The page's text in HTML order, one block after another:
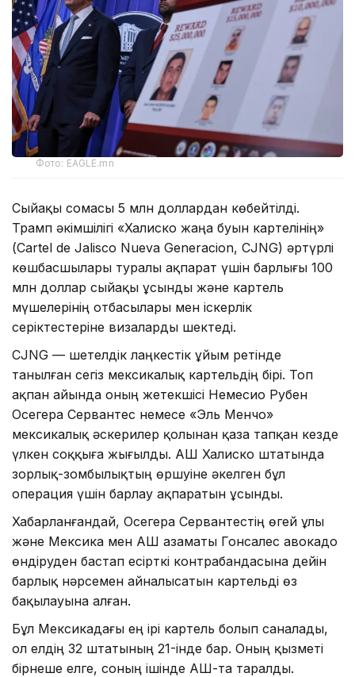
Фото: EAGLE.mn
Сыйақы сомасы 5 млн доллардан көбейтілді.
Трамп әкімшілігі «Халиско жаңа буын картелінің»
(Cartel de Jalisco Nueva Generacion, CJNG) әртүрлі
көшбасшылары туралы ақпарат үшін барлығы 100
млн доллар сыйақы ұсынды және картель
мүшелерінің отбасылары мен іскерлік
серіктестеріне визаларды шектеді.
CJNG — шетелдік лаңкестік ұйым ретінде
танылған сегіз мексикалық картельдің бірі. Топ
ақпан айында оның жетекшісі Немесио Рубен
Осегера Сервантес немесе «Эль Менчо»
мексикалық әскерилер қолынан қаза тапқан кезде
үлкен соққыға жығылды. АҚШ Халиско штатында
зорлық-зомбылықтың өршуіне әкелген бұл
операция үшін барлау ақпаратын ұсынды.
Хабарланғандай, Осегера Сервантестің өгей ұлы
және Мексика мен АҚШ азаматы Гонсалес авокадо
өндіруден бастап есірткі контрабандасына дейін
барлық нәрсемен айналысатын картельді өз
бақылауына алған.
Бұл Мексикадағы ең ірі картель болып саналады,
ол елдің 32 штатының 21-інде бар. Оның қызметі
бірнеше елге, соның ішінде АҚШ-та таралды.